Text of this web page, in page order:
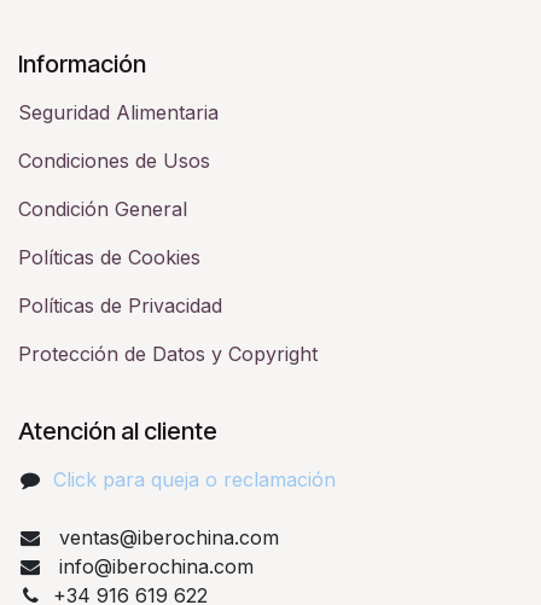
Información
Seguridad Alimentaria
Condiciones de Usos
Condición General
Políticas de Cookies
Políticas de Privacidad
Protección de Datos y Copyright
Atención al cliente
Click para queja o reclamación​
ventas@iberochina.com
info@iberochina.com
+34 916 619 622